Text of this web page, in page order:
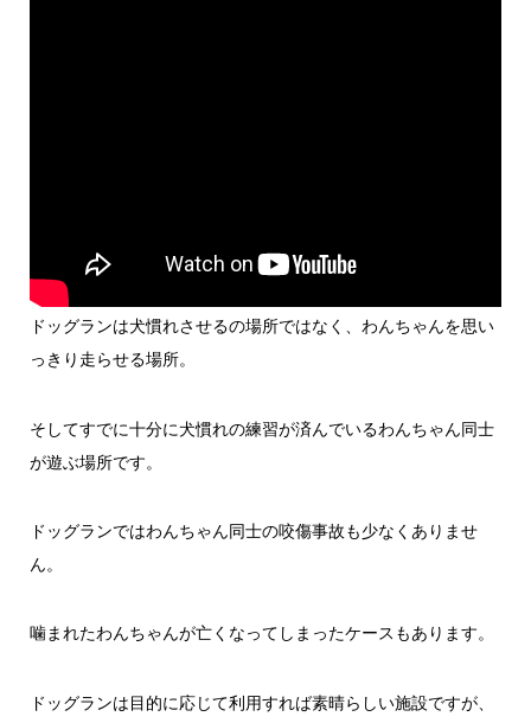
ドッグランは犬慣れさせるの場所ではなく、わんちゃんを思い
っきり走らせる場所。
そしてすでに十分に犬慣れの練習が済んでいるわんちゃん同士
が遊ぶ場所です。
ドッグランではわんちゃん同士の咬傷事故も少なくありませ
ん。
噛まれたわんちゃんが亡くなってしまったケースもあります。
ドッグランは目的に応じて利用すれば素晴らしい施設ですが、